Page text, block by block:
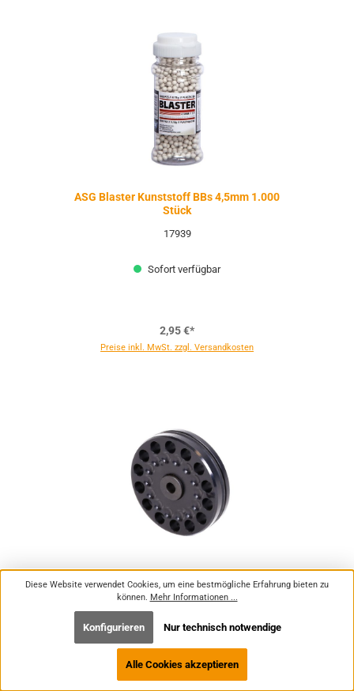
ASG Blaster Kunststoff BBs 4,5mm 1.000
Stück
17939
Sofort verfügbar
2,95 €*
Preise inkl. MwSt. zzgl. Versandkosten
14 Schuss 4,5mm - Druckluft Pressluft | PCP
Sofort verfügbar
Diese Website verwendet Cookies, um eine bestmögliche Erfahrung bieten zu
können. Mehr Informationen ...
Nur technisch notwendige
Konfigurieren
Alle Cookies akzeptieren